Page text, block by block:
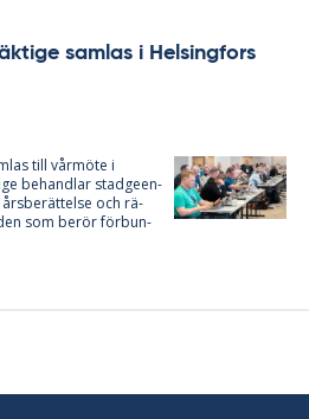
sam­las i Helsing­fors
till vår­möte i
be­hand­lar stad­ge­en­
och rä­
som be­rör för­bun­